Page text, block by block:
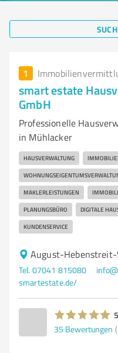
1
smart estate
GmbH
Professionelle
in Mühlacker
HAUSVERWALTUNG
MAKLERLEISTUNGEN
PLANUNGSBÜRO DIGITALE
KUNDENSERVICE
August-
Tel. 07041 815080
smartestate.de/
35 Bewertungen